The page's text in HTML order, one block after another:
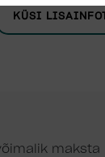
KÜSI LISAINFOT
maksta